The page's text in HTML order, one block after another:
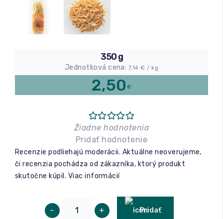
Relax a wellness
Fitness
350 g
Jednotková cena: 7,14 € / kg
2,50 €
Žiadne hodnotenia
Pridať hodnotenie
Recenzie podliehajú moderácii. Aktuálne neoverujeme,
či recenzia pochádza od zákazníka, ktorý produkt
skutočne kúpil. Viac informácií
- + Pridať